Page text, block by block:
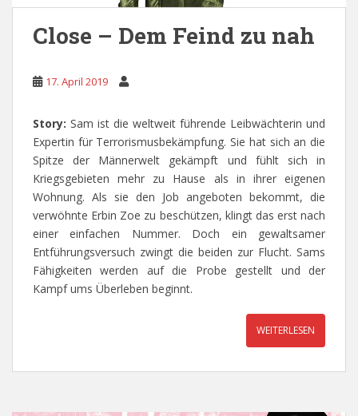
Close – Dem Feind zu nah
17. April 2019
Story: Sam ist die weltweit führende Leibwächterin und
Expertin für Terrorismusbekämpfung. Sie hat sich an die
Spitze der Männerwelt gekämpft und fühlt sich in
Kriegsgebieten mehr zu Hause als in ihrer eigenen
Wohnung. Als sie den Job angeboten bekommt, die
verwöhnte Erbin Zoe zu beschützen, klingt das erst nach
einer einfachen Nummer. Doch ein gewaltsamer
Entführungsversuch zwingt die beiden zur Flucht. Sams
Fähigkeiten werden auf die Probe gestellt und der
Kampf ums Überleben beginnt.
WEITERLESEN